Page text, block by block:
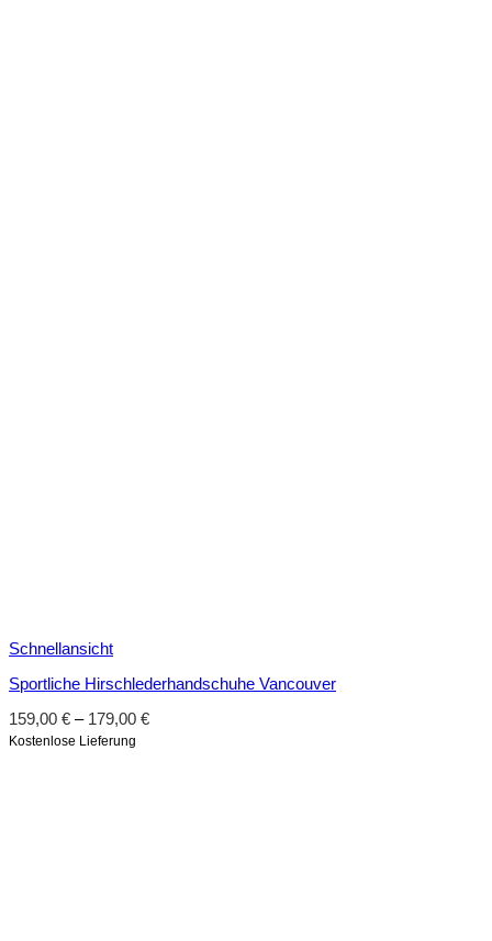
Schnellansicht
Sportliche Hirschlederhandschuhe Vancouver
159,00 € – 179,00 €
Kostenlose Lieferung